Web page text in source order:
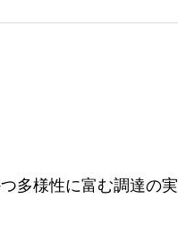
多様性に富む調達の実